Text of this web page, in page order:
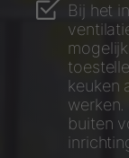
Bij het
keuken
buiten